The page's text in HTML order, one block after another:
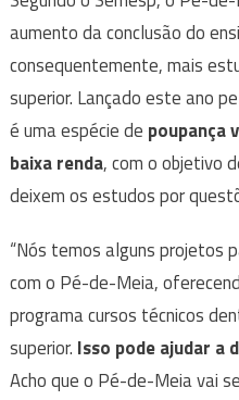
aumento da conclusão do
consequentemente, mais
superior. Lançado este ano
é uma espécie de poupança
baixa renda, com o objetivo
deixem os estudos por
“Nós temos alguns projetos
com o Pé-de-Meia,
programa cursos técnicos
superior. Isso pode ajudar a
Acho que o Pé-de-Meia vai